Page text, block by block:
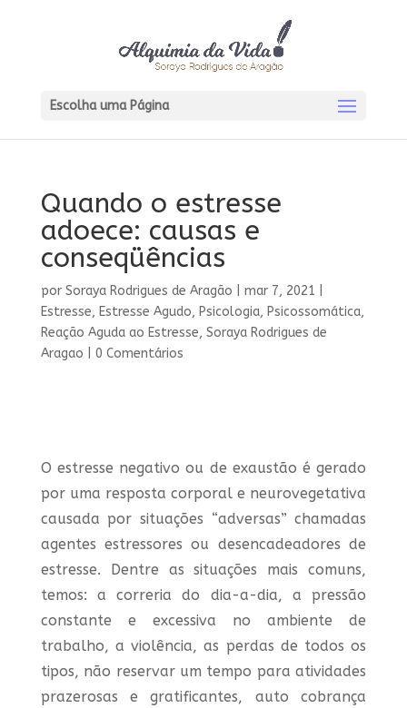
Escolha uma Página
Quando o estresse
adoece: causas e
conseqüências
por Soraya Rodrigues de Aragão mar 7, 2021
Estresse, Estresse Agudo, Psicologia, Psicossomática,
Reação Aguda ao Estresse, Soraya Rodrigues de
Aragao
0 Comentários
O estresse negativo ou de exaustão é gerado
por uma resposta corporal e neurovegetativa
causada por situações “adversas” chamadas
agentes estressores ou desencadeadores de
estresse. Dentre as situações mais comuns,
temos: a correria do dia-a-dia, a pressão
constante e excessiva no ambiente de
trabalho, a violência, as perdas de todos os
tipos, não reservar um tempo para atividades
prazerosas e gratificantes, auto cobrança